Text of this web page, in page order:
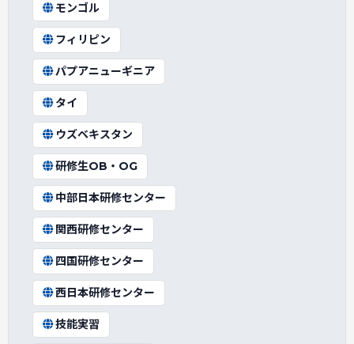
モンゴル
フィリピン
パプアニューギニア
タイ
ウズベキスタン
研修生OB・OG
中部日本研修センター
関西研修センター
四国研修センター
西日本研修センター
技能実習